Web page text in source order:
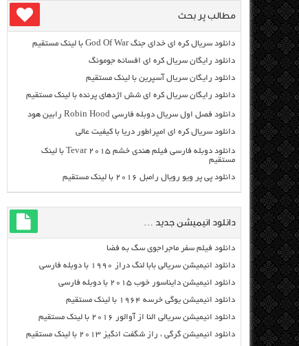
مطالب پر بحث
دانلود سریال کره ای خدای جنگ God Of War با لینک مستقیم
دانلود رایگان سریال کره ای افسانه جومونگ
دانلود رایگان سریال آسپرین با لینک مستقیم
دانلود رایگان سریال کره ای شش اژدهای پرنده با لینک مستقیم
دانلود فصل اول سریال دوبله فارسی Robin Hood رابین هود
دانلود سریال کره ای امپراطور دریا با کیفیت عالی
دانلود دوبله فارسی فیلم هندی خشم Tevar ۲۰۱۵ با لینک
مستقیم
دانلود پی پر ویو رویال رامبل ۲۰۱۶ با لینک مستقیم
دانلود انیمیشن جدید …
دانلود فیلم سفر ماجراجوی سگ به فضا
دانلود انیمیشن سریالی بابا لنگ دراز ۱۹۹۰ با دوبله فارسی
دانلود انیمیشن دایناسور خوب ۲۰۱۵ با دوبله فارسی
دانلود انیمیشن یوگی خرسه ۱۹۶۴ با لینک مستقیم
دانلود انیمیشن سریالی النا از آوالور ۲۰۱۶ با لینک مستقیم
دانلود انیمیشن گرگی ، راز شگفت انگیز ۲۰۱۳ با لینک مستقیم